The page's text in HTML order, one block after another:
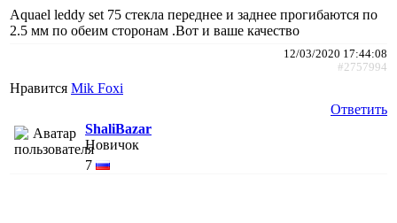
Aquael leddy set 75 стекла переднее и заднее прогибаются по
2.5 мм по обеим сторонам .Вот и ваше качество
12/03/2020 17:44:08
#2757994
Нравится Mik Foxi
Ответить
ShaliBazar
Новичок
7